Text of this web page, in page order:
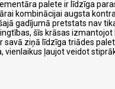
palete ir līdzīga
kombinācijai augsta
gadījumā pretstats nav
šīs krāsas izmantojot
savā ziņā līdzīga triādes
vienlaikus ļaujot veidot